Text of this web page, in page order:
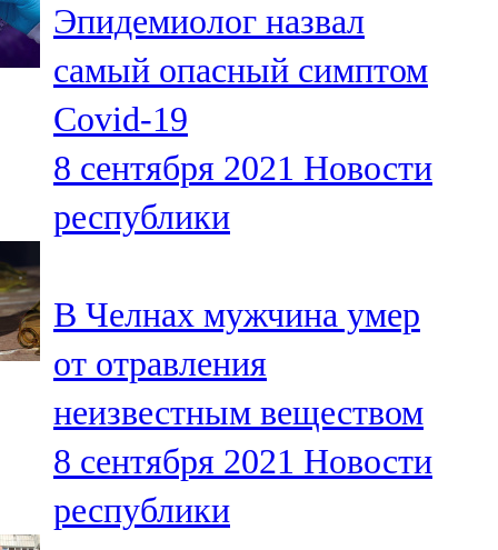
Чүпрәле
91,0 FM
Шәмәрдән
102,3 FM
Яңа чишмә
Яр Чаллы
105,5 FM
Эпидемиолог назвал
самый опасный симптом
Covid-19
8 сентября 2021 Новости
республики
В Челнах мужчина умер
от отравления
неизвестным веществом
8 сентября 2021 Новости
республики